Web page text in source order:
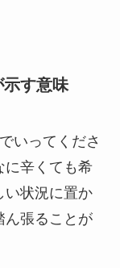
す意味
いってくださ
に辛くても希
い状況に置か
ん張ることが